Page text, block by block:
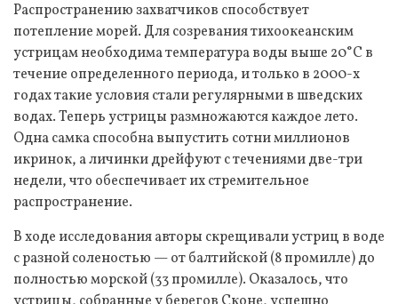
Распространению захватчиков способствует
потепление морей. Для созревания тихоокеанским
устрицам необходима температура воды выше 20°C в
течение определенного периода, и только в 2000-х
годах такие условия стали регулярными в шведских
водах. Теперь устрицы размножаются каждое лето.
Одна самка способна выпустить сотни миллионов
икринок, а личинки дрейфуют с течениями две-три
недели, что обеспечивает их стремительное
распространение.
В ходе исследования авторы скрещивали устриц в воде
с разной соленостью — от балтийской (8 промилле) до
полностью морской (33 промилле). Оказалось, что